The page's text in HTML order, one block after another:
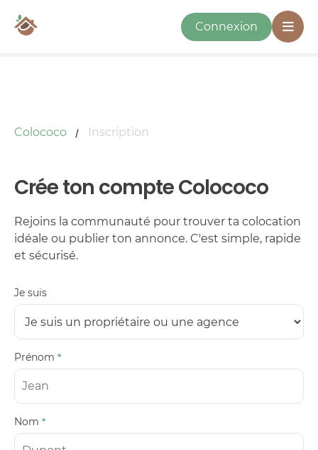
Connexion
Colococo Inscription
Crée ton compte Colococo
Rejoins la communauté pour trouver ta colocation
idéale ou publier ton annonce. C'est simple, rapide
et sécurisé.
Je suis
Prénom *
Nom *